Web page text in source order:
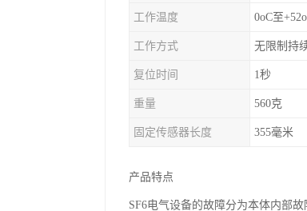
工作温度 0oC至
工作方式 无限制持
复位时间 1秒
重量 560克
固定传感器长度 355毫米
产品特点
SF6电气设备的故障分为本体内部